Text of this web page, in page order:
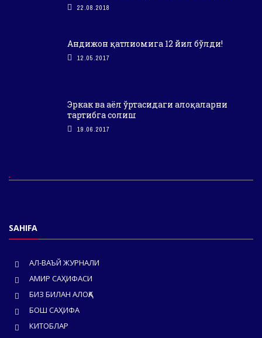
22.08.2018
Андижон қатлиомига 12 йил бўлди!
12.05.2017
Эркак ва аёл ўртасидаги алоқаларни
тартибга солиш
19.06.2017
SAHIFA
АЛ-ВАЪЙ ЖУРНАЛИ
АМИР САҲИФАСИ
БИЗ БИЛАН АЛОҚА
БОШ САҲИФА
КИТОБЛАР